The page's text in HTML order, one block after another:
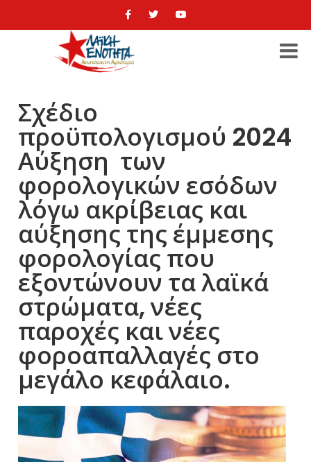
Σχέδιο
προϋπολογισμού 2024
Αύξηση των
φορολογικών εσόδων
λόγω ακρίβειας και
αύξησης της έμμεσης
φορολογίας που
εξοντώνουν τα λαϊκά
στρώματα, νέες
παροχές και νέες
φοροαπαλλαγές στο
μεγάλο κεφάλαιο.